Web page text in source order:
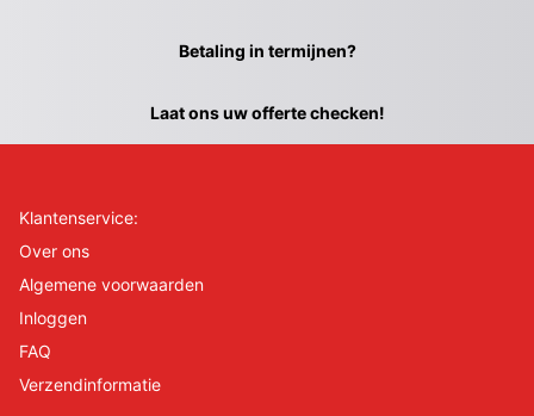
Betaling in termijnen?
Laat ons uw offerte checken!
Klantenservice:
Over ons
Algemene voorwaarden
Inloggen
FAQ
Verzendinformatie